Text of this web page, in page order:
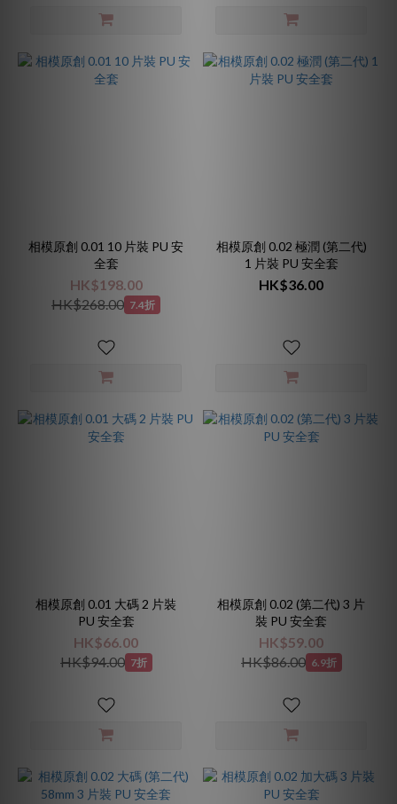
相模原創 0.01 10 片裝 PU 安
全套
HK$198.00
HK$268.00 7.4折
相模原創 0.02 極潤 (第二代)
1 片裝 PU 安全套
HK$36.00
相模原創 0.01 大碼 2 片裝
PU 安全套
HK$66.00
HK$94.00 7折
相模原創 0.02 (第二代) 3 片
裝 PU 安全套
HK$59.00
HK$86.00 6.9折